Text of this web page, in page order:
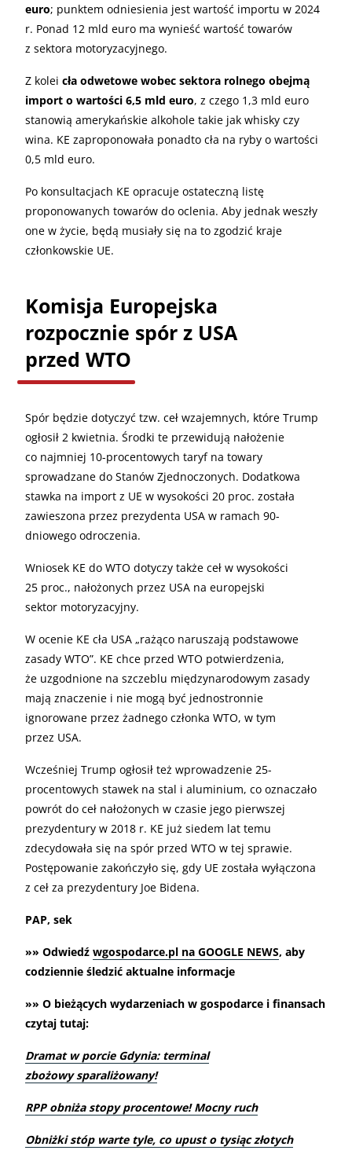
euro; punktem odniesienia jest wartość importu w 2024
r. Ponad 12 mld euro ma wynieść wartość towarów
z sektora motoryzacyjnego.
Z kolei cła odwetowe wobec sektora rolnego obejmą
import o wartości 6,5 mld euro, z czego 1,3 mld euro
stanowią amerykańskie alkohole takie jak whisky czy
wina. KE zaproponowała ponadto cła na ryby o wartości
0,5 mld euro.
Po konsultacjach KE opracuje ostateczną listę
proponowanych towarów do oclenia. Aby jednak weszły
one w życie, będą musiały się na to zgodzić kraje
członkowskie UE.
Komisja Europejska
rozpocznie spór z USA
przed WTO
Spór będzie dotyczyć tzw. ceł wzajemnych, które Trump
ogłosił 2 kwietnia. Środki te przewidują nałożenie
co najmniej 10-procentowych taryf na towary
sprowadzane do Stanów Zjednoczonych. Dodatkowa
stawka na import z UE w wysokości 20 proc. została
zawieszona przez prezydenta USA w ramach 90-
dniowego odroczenia.
Wniosek KE do WTO dotyczy także ceł w wysokości
25 proc., nałożonych przez USA na europejski
sektor motoryzacyjny.
W ocenie KE cła USA „rażąco naruszają podstawowe
zasady WTO”. KE chce przed WTO potwierdzenia,
że uzgodnione na szczeblu międzynarodowym zasady
mają znaczenie i nie mogą być jednostronnie
ignorowane przez żadnego członka WTO, w tym
przez USA.
Wcześniej Trump ogłosił też wprowadzenie 25-
procentowych stawek na stal i aluminium, co oznaczało
powrót do ceł nałożonych w czasie jego pierwszej
prezydentury w 2018 r. KE już siedem lat temu
zdecydowała się na spór przed WTO w tej sprawie.
Postępowanie zakończyło się, gdy UE została wyłączona
z ceł za prezydentury Joe Bidena.
PAP, sek
»» Odwiedź wgospodarce.pl na GOOGLE NEWS, aby
codziennie śledzić aktualne informacje
»» O bieżących wydarzeniach w gospodarce i finansach
czytaj tutaj:
Dramat w porcie Gdynia: terminal
zbożowy sparaliżowany!
RPP obniża stopy procentowe! Mocny ruch
Obniżki stóp warte tyle, co upust o tysiąc złotych